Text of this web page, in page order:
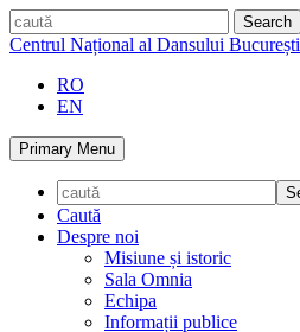
Skip
to
caută
Centrul Național al Dansului București
RO
EN
Primary Menu
Caută
Despre noi
Misiune și istoric
Sala Omnia
Echipa
Informații publice